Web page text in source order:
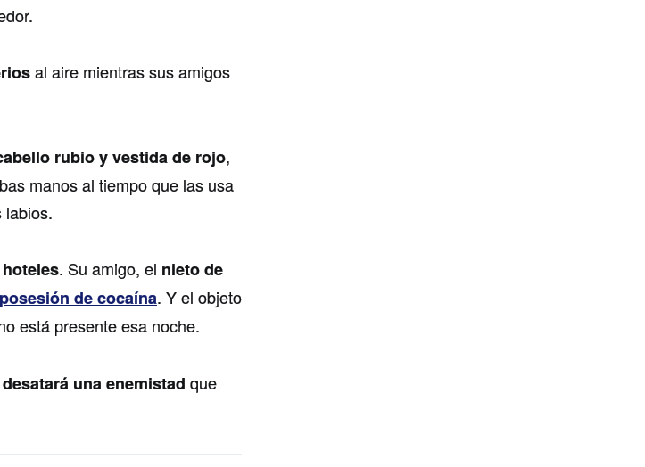
al aire mientras sus amigos
rubio y vestida de rojo,
manos al tiempo que las usa
labios.
. Su amigo, el nieto de
de cocaína. Y el objeto
está presente esa noche.
desatará una enemistad que